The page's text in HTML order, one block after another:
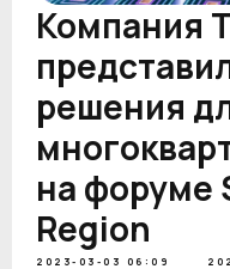
Компания
решения
на форуме
Region
2023-03-03 06:09